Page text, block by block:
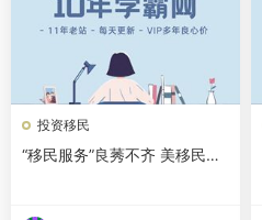
投资移民
“移民服务”良莠不齐 美移民局